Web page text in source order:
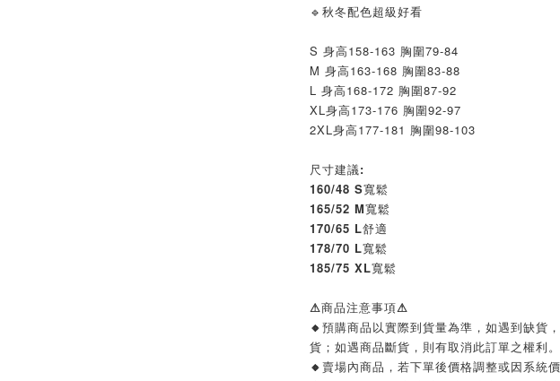
🔹秋冬配色超級好看
S 身高158-163 胸圍79-84
M 身高163-168 胸圍83-88
L 身高168-172 胸圍87-92
XL身高173-176 胸圍92-97
2XL身高177-181 胸圍98-103
尺寸建議:
160/48 S寬鬆
165/52 M寬鬆
170/65 L舒適
178/70 L寬鬆
185/75 XL寬鬆
⚠商品注意事項⚠
🔸預購商品以實際到貨量為準，如遇到缺貨
貨；如遇商品斷貨，則有取消此訂單之權利。
🔸賣場內商品，若下單後價格調整或因系統